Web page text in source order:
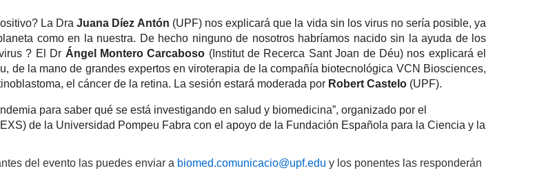
La Dra Juana Díez Antón (UPF) nos explicará que la vida sin los virus no sería posible, ya
como en la nuestra. De hecho ninguno de nosotros habríamos nacido sin la ayuda de los
? El Dr Ángel Montero Carcaboso (Institut de Recerca Sant Joan de Déu) nos explicará el
de la mano de grandes expertos en viroterapia de la compañía biotecnológica VCN Biosciences,
el cáncer de la retina. La sesión estará moderada por Robert Castelo (UPF).
para saber qué se está investigando en salud y biomedicina”, organizado por el
de la Universidad Pompeu Fabra con el apoyo de la Fundación Española para la Ciencia y la
del evento las puedes enviar a biomed.comunicacio@upf.edu y los ponentes las responderán